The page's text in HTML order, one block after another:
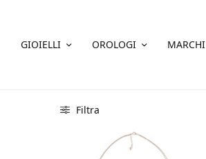
GIOIELLI OROLOGI MARCHI
Filtra